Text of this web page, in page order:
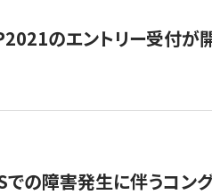
のエントリー受付が開
での障害発生に伴うコン